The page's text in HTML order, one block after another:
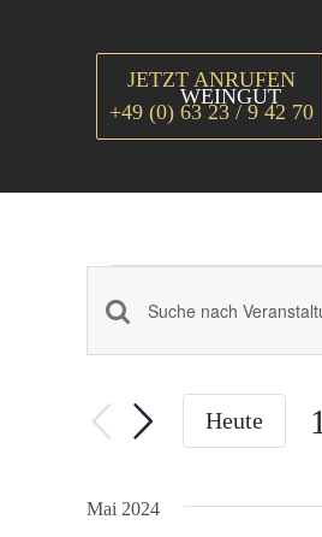
JETZT ANRUFEN
+49 (0) 63 23 / 9 42 70
WEINGUT
Veranstaltungen
und
Ansichten,
Navigation
Bitte
eingeben.
Suche
Veranstaltungen
Heute
Mai 2024